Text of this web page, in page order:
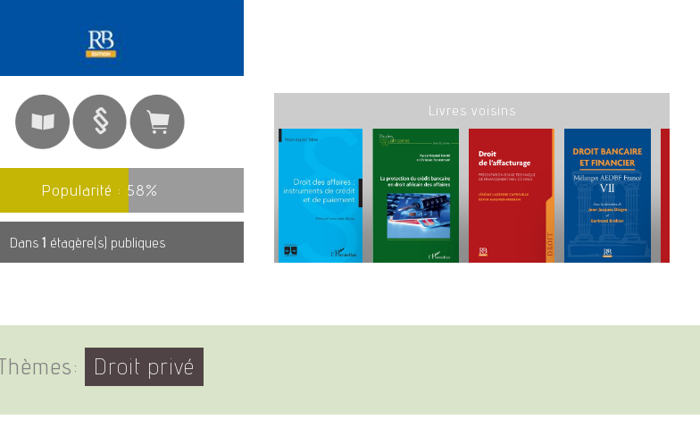
Popularité : 58%
Dans 1 étagère(s) publiques
Livres voisins
Thèmes: Droit privé